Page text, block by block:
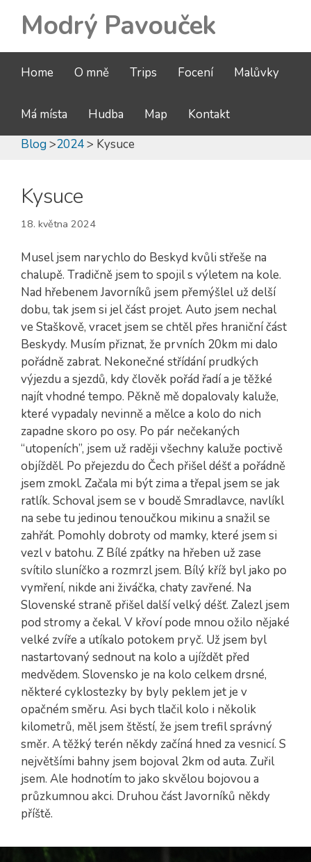
Modrý Pavouček
Home O mně Trips Focení Malůvky
Má místa Hudba Map
Kontakt
Blog >2024> Kysuce
Kysuce
18. května 2024
Musel jsem narychlo do Beskyd kvůli střeše na
chalupě. Tradičně jsem to spojil s výletem na kole.
Nad hřebenem Javorníků jsem přemýšlel už delší
dobu, tak jsem si jel část projet. Auto jsem nechal
ve Staškově, vracet jsem se chtěl přes hraniční část
Beskydy. Musím přiznat, že prvních 20km mi dalo
pořádně zabrat. Nekonečné střídání prudkých
výjezdu a sjezdů, kdy člověk pořád řadí a je těžké
najít vhodné tempo. Pěkně mě dopalovaly kaluže,
které vypadaly nevinně a mělce a kolo do nich
zapadne skoro po osy. Po pár nečekaných
“utopeních”, jsem už raději všechny kaluže poctivě
objížděl. Po přejezdu do Čech přišel déšť a pořádně
jsem zmokl. Začala mi být zima a třepal jsem se jak
ratlík. Schoval jsem se v boudě Smradlavce, navlíkl
na sebe tu jedinou tenoučkou mikinu a snažil se
zahřát. Pomohly dobroty od mamky, které jsem si
vezl v batohu. Z Bílé zpátky na hřeben už zase
svítilo sluníčko a rozmrzl jsem. Bílý kříž byl jako po
vymření, nikde ani živáčka, chaty zavřené. Na
Slovenské straně přišel další velký déšť. Zalezl jsem
pod stromy a čekal. V křoví pode mnou ožilo nějaké
velké zvíře a utíkalo potokem pryč. Už jsem byl
nastartovaný sednout na kolo a ujíždět před
medvědem. Slovensko je na kolo celkem drsné,
některé cyklostezky by byly peklem jet je v
opačném směru. Asi bych tlačil kolo i několik
kilometrů, měl jsem štěstí, že jsem trefil správný
směr. A těžký terén někdy začíná hned za vesnicí. S
největšími bahny jsem bojoval 2km od auta. Zuřil
jsem. Ale hodnotím to jako skvělou bojovou a
průzkumnou akci. Druhou část Javorníků někdy
příště.